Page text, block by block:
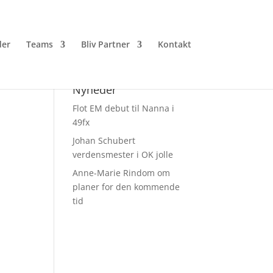
Teams Bliv Partner Kontakt
Nyheder
Flot EM debut til Nanna i
49fx
Johan Schubert
verdensmester i OK jolle
Anne-Marie Rindom om
planer for den kommende
tid